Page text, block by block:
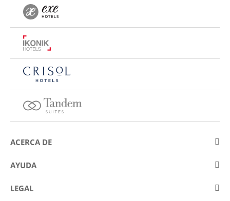
ACERCA DE
Sobre Eurostars Hotel Company
Concursos
AYUDA
Contactar
LEGAL